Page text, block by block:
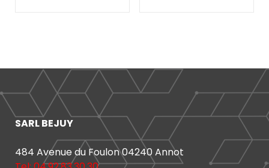
SARL BEJUY
484 Avenue du Foulon 04240 Annot